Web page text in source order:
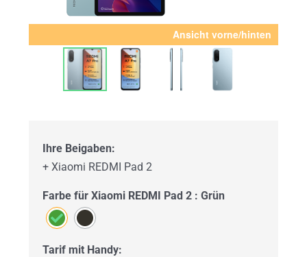
Ansicht vorne/hinten
Ihre Beigaben:
+ Xiaomi REDMI Pad 2
Farbe für Xiaomi REDMI Pad 2 : Grün
Tarif mit Handy: